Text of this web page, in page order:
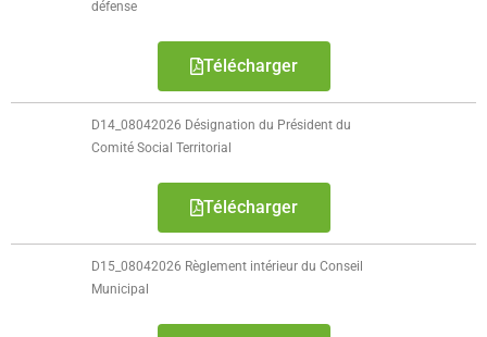
défense
Télécharger
D14_08042026 Désignation du Président du
Comité Social Territorial
Télécharger
D15_08042026 Règlement intérieur du Conseil
Municipal